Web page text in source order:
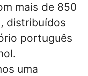
mais de 850
distribuídos
português
uma